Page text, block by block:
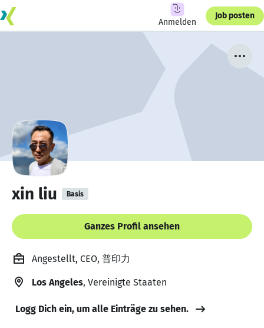
Anmelden
Job posten
xin liu Basis
Ganzes Profil ansehen
Angestellt, CEO, 普印力
Los Angeles, Vereinigte Staaten
Logg Dich ein, um alle Einträge zu sehen.